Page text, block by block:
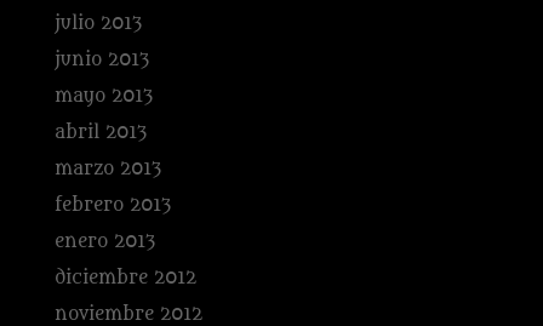
julio 2013
junio 2013
mayo 2013
abril 2013
marzo 2013
febrero 2013
enero 2013
diciembre 2012
noviembre 2012